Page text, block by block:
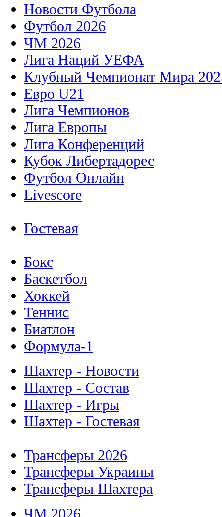
Новости Футбола
Футбол 2026
ЧМ 2026
Лига Наций УЕФА
Клубный Чемпионат Мира
Евро U21
Лига Чемпионов
Лига Европы
Лига Конференций
Кубок Либертадорес
Футбол Онлайн
Livescore
Гостевая
Бокс
Баскетбол
Хоккей
Теннис
Биатлон
Формула-1
Шахтер - Новости
Шахтер - Состав
Шахтер - Игры
Шахтер - Гостевая
Трансферы 2026
Трансферы Украины
Трансферы Шахтера
ЧМ 2026